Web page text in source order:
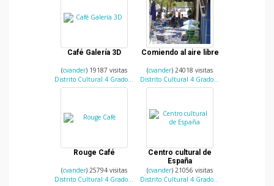
Café Galería 3D
(cvander) 19187 visitas
Distrito Cultural 4 Grados Norte
Comiendo al aire libre
(cvander) 24018 visitas
Distrito Cultural 4 Grados Norte
Rouge Café
(cvander) 25794 visitas
Distrito Cultural 4 Grados Norte
Centro cultural de
España
(cvander) 21056 visitas
Distrito Cultural 4 Grados Norte